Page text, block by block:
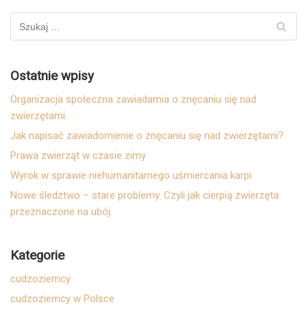
Ostatnie wpisy
Organizacja społeczna zawiadamia o znęcaniu się nad
zwierzętami.
Jak napisać zawiadomienie o znęcaniu się nad zwierzętami?
Prawa zwierząt w czasie zimy
Wyrok w sprawie niehumanitarnego uśmiercania karpi
Nowe śledztwo – stare problemy. Czyli jak cierpią zwierzęta
przeznaczone na ubój.
Kategorie
cudzoziemcy
cudzoziemcy w Polsce